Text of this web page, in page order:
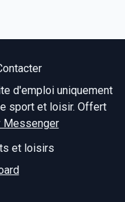
d'emploi uniquement
sport et loisir. Offert
Messenger
et loisirs